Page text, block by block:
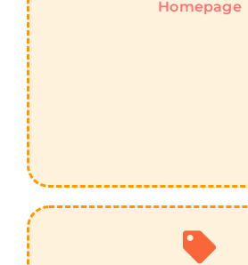
Homepage